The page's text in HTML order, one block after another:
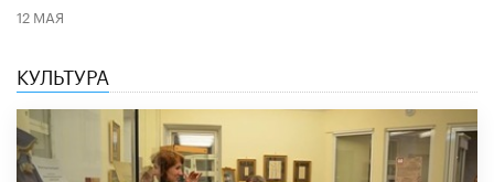
12 МАЯ
КУЛЬТУРА